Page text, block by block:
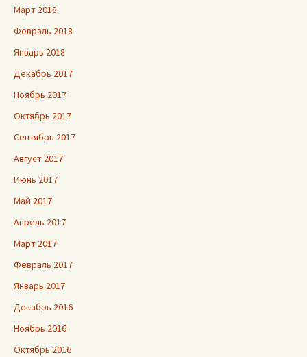
Март 2018
Февраль 2018
Январь 2018
Декабрь 2017
Ноябрь 2017
Октябрь 2017
Сентябрь 2017
Август 2017
Июнь 2017
Май 2017
Апрель 2017
Март 2017
Февраль 2017
Январь 2017
Декабрь 2016
Ноябрь 2016
Октябрь 2016